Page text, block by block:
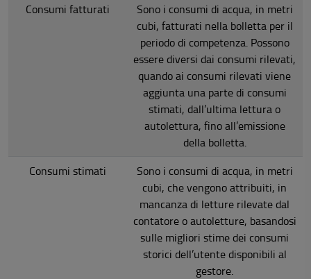
Consumi fatturati
Sono i consumi di acqua, in metri
cubi, fatturati nella bolletta per il
periodo di competenza. Possono
essere diversi dai consumi rilevati,
quando ai consumi rilevati viene
aggiunta una parte di consumi
stimati, dall’ultima lettura o
autolettura, fino all’emissione
della bolletta.
Consumi stimati
Sono i consumi di acqua, in metri
cubi, che vengono attribuiti, in
mancanza di letture rilevate dal
contatore o autoletture, basandosi
sulle migliori stime dei consumi
storici dell’utente disponibili al
gestore.